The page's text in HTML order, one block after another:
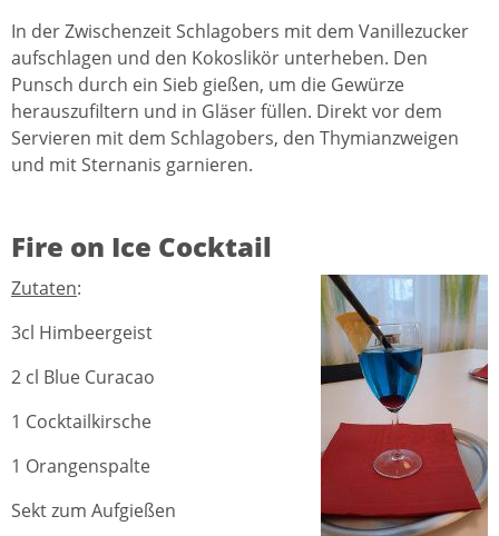
In der Zwischenzeit Schlagobers mit dem Vanillezucker
aufschlagen und den Kokoslikör unterheben. Den
Punsch durch ein Sieb gießen, um die Gewürze
herauszufiltern und in Gläser füllen. Direkt vor dem
Servieren mit dem Schlagobers, den Thymianzweigen
und mit Sternanis garnieren.
Fire on Ice Cocktail
Zutaten:
3cl Himbeergeist
2 cl Blue Curacao
1 Cocktailkirsche
1 Orangenspalte
Sekt zum Aufgießen